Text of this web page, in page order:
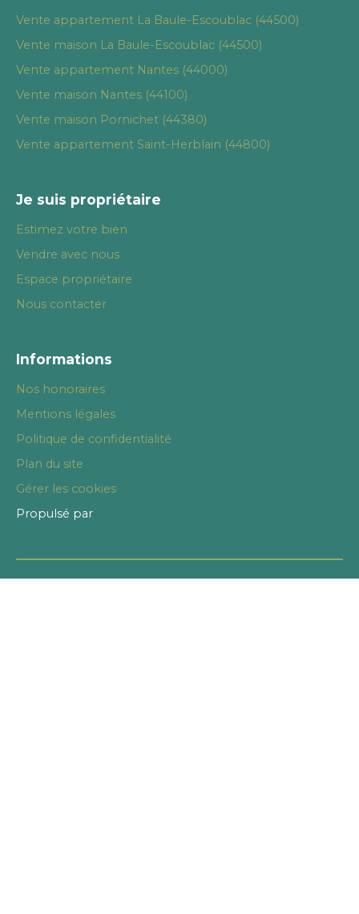
Vente appartement La Baule-Escoublac (44500)
Vente maison La Baule-Escoublac (44500)
Vente appartement Nantes (44000)
Vente maison Nantes (44100)
Vente maison Pornichet (44380)
Vente appartement Saint-Herblain (44800)
Je suis propriétaire
Estimez votre bien
Vendre avec nous
Espace propriétaire
Nous contacter
Informations
Nos honoraires
Mentions légales
Politique de confidentialité
Plan du site
Gérer les cookies
Propulsé par